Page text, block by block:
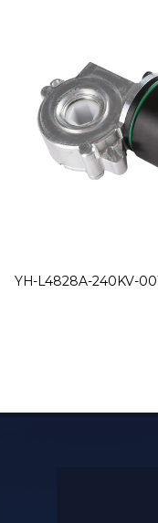
YH-L4828A-240KV-